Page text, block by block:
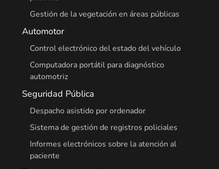
Gestión de la vegetación en áreas públicas
Automotor
Control electrónico del estado del vehículo
Computadora portátil para diagnóstico
automotriz
Seguridad Pública
Despacho asistido por ordenador
Sistema de gestión de registros policiales
Informes electrónicos sobre la atención al
paciente